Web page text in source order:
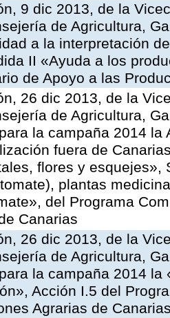
9 dic 2013, de la
de Agricultura,
a la interpretación
II «Ayuda a los
de Apoyo a las
26 dic 2013, de la
de Agricultura,
la campaña 2014 la
fuera de
flores y esquejes»,
plantas
del Programa
Canarias
26 dic 2013, de la
de Agricultura,
la campaña 2014
Acción I.5 del
Agrarias de